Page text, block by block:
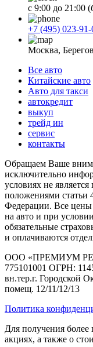
с 9:00 до 21:00
+7 (495) 023-91-
Москва,
Все авто
Китайские авто
Авто для такси
автокредит
выкуп
трейд ин
сервис
контакты
Обращаем Ваше
исключительно
условиях не
положениями статьи
Федерации. Все цены
на авто и при
обязательные
и оплачиваются
ООО «ПРЕМИУМ
775101001 ОГРН:
вн.тер.г. Городской
помещ. 12/11/12/13
Политика
Для получения
акциях, а также о